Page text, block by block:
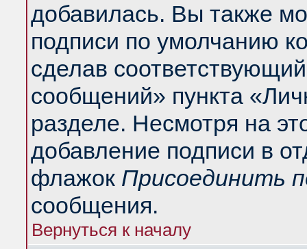
добавилась. Вы также
подписи по умолчанию
сделав
сообщений» пункта
разделе. Несмотря на
добавление подписи в
флажок Присоединить
сообщения.
Вернуться к началу